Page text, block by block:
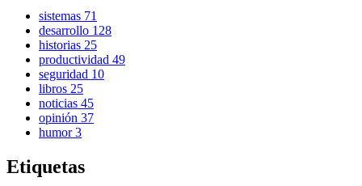
sistemas 71
desarrollo 128
historias 25
productividad 49
seguridad 10
libros 25
noticias 45
opinión 37
humor3
Etiquetas